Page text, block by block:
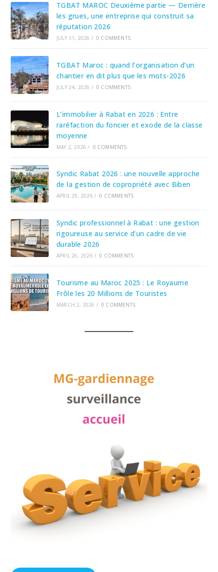
TGBAT MAROC Deuxième partie — Derrière
les grues, une entreprise qui construit sa
réputation 2026
JULY 31, 2026 / 0 COMMENTS
TGBAT Maroc : quand l’organisation d’un
chantier en dit plus que les mots-2026
JULY 24, 2026 / 0 COMMENTS
L’immobilier à Rabat en 2026 : Entre
raréfaction du foncier et exode de la classe
moyenne
MAY 2, 2026 / 0 COMMENTS
Syndic Rabat 2026 : une nouvelle approche
de la gestion de copropriété avec Biben
APRIL 29, 2026 / 0 COMMENTS
Syndic professionnel à Rabat : une gestion
rigoureuse au service d’un cadre de vie
durable 2026
APRIL 26, 2026 / 0 COMMENTS
Tourisme au Maroc 2025 : Le Royaume
Frôle les 20 Millions de Touristes
MARCH 2, 2026 / 0 COMMENTS